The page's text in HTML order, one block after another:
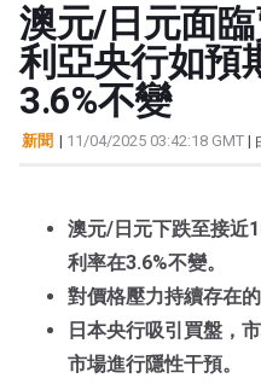
澳元/日元面
利亞央行如預
3.6%不變
新聞 | 11/04/2025 03:42:18 GMT |
澳元/日元下跌至接近
利率在3.6%不變。
對價格壓力持續存在
日本央行吸引買盤，
市場進行隱性干預。